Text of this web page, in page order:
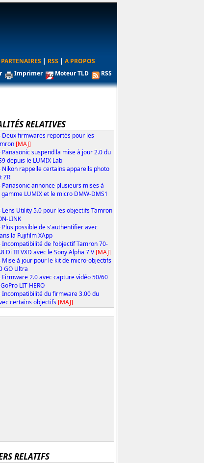
PARTENAIRES | RSS | A PROPOS
Imprimer Moteur TLD RSS
RELATIVES
Deux firmwares reportés pour les
[MAJ]
Panasonic suspend la mise à jour 2.0 du
depuis le LUMIX Lab
Nikon rappelle certains appareils photo
ZR
Panasonic annonce plusieurs mises à
LUMIX et le micro DMW-DMS1
Lens Utility 5.0 pour les objectifs Tamron
LINK
Plus possible de s'authentifier avec
la Fujifilm XApp
Incompatibilité de l'objectif Tamron 70-
Di III VXD avec le Sony Alpha 7 V [MAJ]
Mise à jour pour le kit de micro-objectifs
GO Ultra
Firmware 2.0 avec capture vidéo 50/60
LIT HERO
Incompatibilité du firmware 3.00 du
certains objectifs [MAJ]
RELATIFS